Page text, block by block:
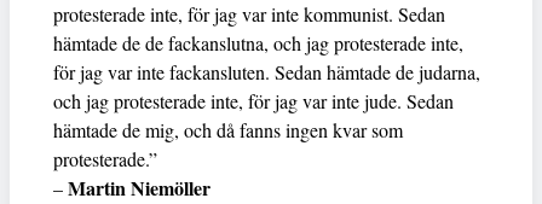
protesterade inte, för jag var inte kommunist. Sedan
hämtade de de fackanslutna, och jag protesterade inte,
för jag var inte fackansluten. Sedan hämtade de judarna,
och jag protesterade inte, för jag var inte jude. Sedan
hämtade de mig, och då fanns ingen kvar som
protesterade.”
–Martin Niemöller